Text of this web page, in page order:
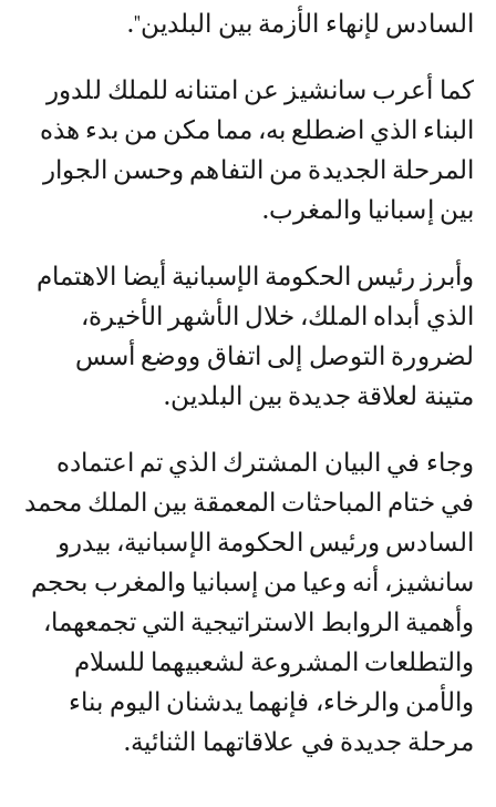
السادس لإنهاء الأزمة بين البلدين".
كما أعرب سانشيز عن امتنانه للملك للدور
البناء الذي اضطلع به، مما مكن من بدء هذه
المرحلة الجديدة من التفاهم وحسن الجوار
بين إسبانيا والمغرب.
وأبرز رئيس الحكومة الإسبانية أيضا الاهتمام
الذي أبداه الملك، خلال الأشهر الأخيرة،
لضرورة التوصل إلى اتفاق ووضع أسس
متينة لعلاقة جديدة بين البلدين.
وجاء في البيان المشترك الذي تم اعتماده
في ختام المباحثات المعمقة بين الملك محمد
السادس ورئيس الحكومة الإسبانية، بيدرو
سانشيز، أنه وعيا من إسبانيا والمغرب بحجم
وأهمية الروابط الاستراتيجية التي تجمعهما،
والتطلعات المشروعة لشعبيهما للسلام
والأمن والرخاء، فإنهما يدشنان اليوم بناء
مرحلة جديدة في علاقاتهما الثنائية.